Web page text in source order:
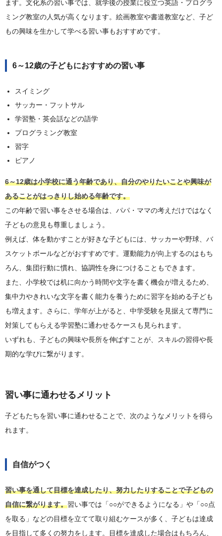
ます。文化系の習い事では、就学後の授業に役立つ英語・プログラ
ミング教室の人気が高くなります。絵画教室や書道教室など、子ど
もの興味を生かして学べる習い事もおすすめです。
6～12歳の子どもにおすすめの習い事
スイミング
サッカー・フットサル
学習塾・英会話などの語学
プログラミング教室
習字
ピアノ
6～12歳は小学校に通う年齢であり、自分のやりたいことや興味が
あることがはっきりし始める年齢です。
この年齢で習い事をさせる場合は、パパ・ママの考えだけではなく
子どもの意見も尊重しましょう。
例えば、体を動かすことが好きな子どもには、サッカーや野球、バ
スケットボールなどがおすすめです。運動能力が向上するのはもち
ろん、集団行動に慣れ、協調性を身につけることもできます。
また、小学校では机に向かう時間や文字を書く機会が増えるため、
集中力やきれいな文字を書く能力を養うために習字を始める子ども
も増えます。さらに、学年が上がると、中学受験を見据えて専門に
対策してもらえる学習塾に通わせるケースも見られます。
いずれも、子どもの興味や長所を伸ばすことが、スキルの習得や長
期的な学びに繋がります。
習い事に通わせるメリット
子どもたちを習い事に通わせることで、次のようなメリットを得ら
れます。
自信がつく
習い事を通して目標を達成したり、努力したりすることで子どもの
自信に繋がります。習い事では「○○ができるようになる」や「○○点
を取る」などの目標を立てて取り組むケースが多く、子どもは達成
を目指して多くの努力をします。目標を達成した場合はもちろん、